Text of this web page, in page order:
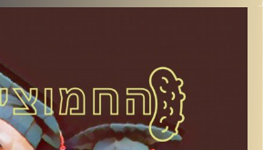
דוד ופרופסור גלעד הירשברגר
קרדיט תמונות:AudioVersity